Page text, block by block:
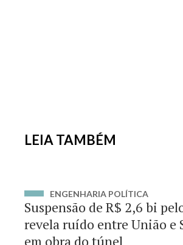
LEIA TAMBÉM
ENGENHARIA POLÍTICA
Suspensão de R$ 2,6 bi
revela ruído entre União e
em obra do túnel